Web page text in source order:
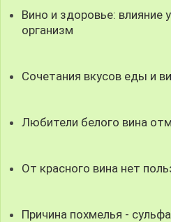
Вино и здоровье: влияние
организм
Сочетания вкусов еды и
Любители белого вина
От красного вина нет
Причина похмелья -